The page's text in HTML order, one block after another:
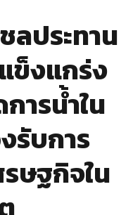
ลประทาน
ข็งแกร่ง
ารน้ำใน
รับการ
ษฐกิจใน